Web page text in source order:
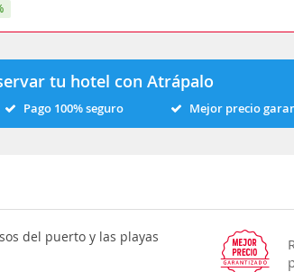
tu hotel con Atrápalo
Pago 100% seguro Mejor precio
del puerto y las playas